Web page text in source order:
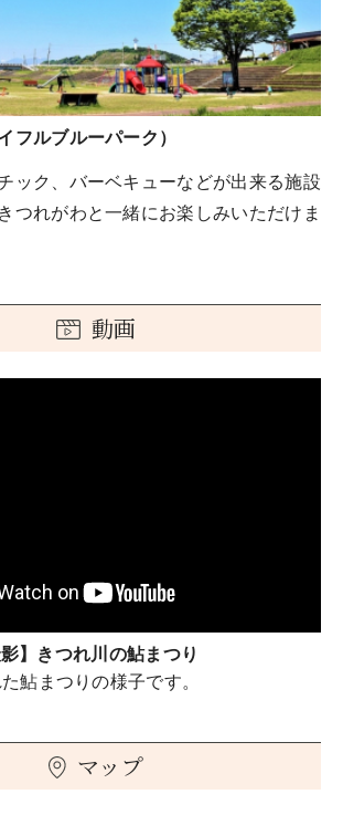
フルブルーパーク）
ック、バーベキューなどが出来る施設
つれがわと一緒にお楽しみいただけま
動画
】きつれ川の鮎まつり
鮎まつりの様子です。
マップ